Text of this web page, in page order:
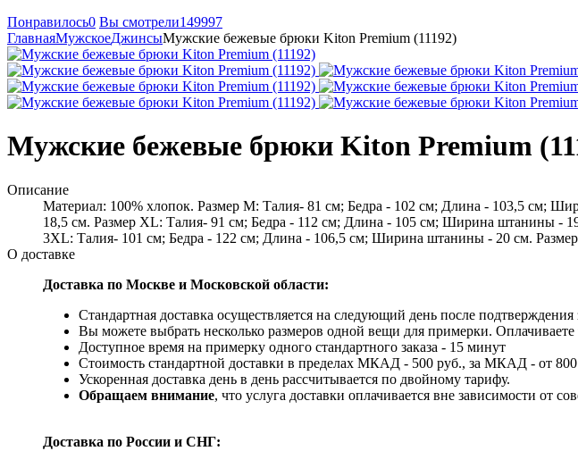
Понравилось0 Вы смотрели149997
ГлавнаяМужскоеДжинсыМужские бежевые брюки Kiton Premium (11192)
Мужские бежевые брюки Kiton Premium
Описание
Материал: 100% хлопок. Размер M: Талия- 81 см; Бедра - 102 см; Длина - 103,5 см;
18,5 см. Размер XL: Талия- 91 см; Бедра - 112 см; Длина - 105 см; Ширина штанины -
3XL: Талия- 101 см; Бедра - 122 см; Длина - 106,5 см; Ширина штанины - 20 см.
О доставке
Доставка по Москве и Московской области:
Стандартная доставка осуществляется на следующий день после подтверждения
Вы можете выбрать несколько размеров одной вещи для примерки.
Доступное время на примерку одного стандартного заказа - 15 минут
Стоимость стандартной доставки в пределах МКАД - 500 руб., за МКАД - от 800
Ускоренная доставка день в день рассчитывается по двойному тарифу.
Обращаем внимание, что услуга доставки оплачивается вне зависимости от
Доставка по России и СНГ: